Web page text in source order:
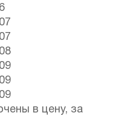
в цену, за